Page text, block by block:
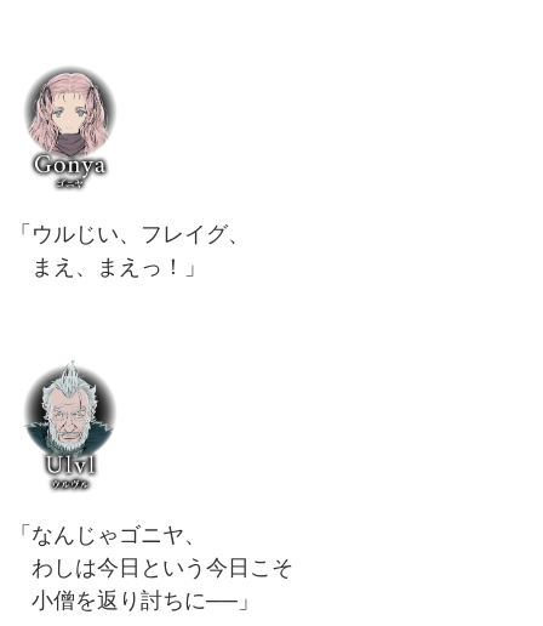
「ウルじい、フレイグ、
まえ、まえっ！」
「なんじゃゴニヤ、
わしは今日という今日こそ
小僧を返り討ちに──」